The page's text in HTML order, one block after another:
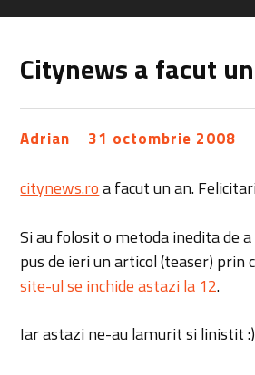
Citynews a facut
Adrian 31 octombrie 2008
citynews.roa facut un an.
Si au folosit o metoda inedita de
pus de ieri un articol (teaser) prin
site-ul se inchide astazi la 12.
Iar astazi ne-au lamurit si linistit